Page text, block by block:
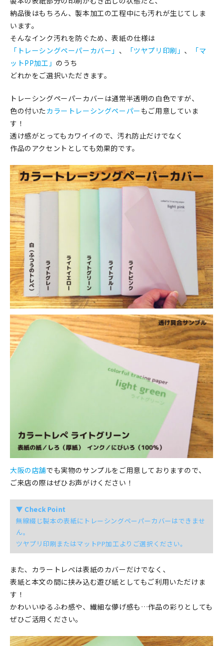
納品後はもちろん、製本加工の工程中にも汚れが生じてしま
います。
そんなインク汚れを防ぐため、表紙の仕様は
「トレーシングペーパーカバー」 、 「ツヤプリ印刷」 、
「マ
ットPP加工」 のうち
どれかをご選択いただきます。
トレーシングペーパーカバーは通常半透明の白色ですが、
色の付いたカラートレーシングペーパーもご用意していま
す！
透け感がとってもカワイイので、汚れ防止だけでなく
作品のアクセントとしても効果的です。
大阪の店舗でも実物のサンプルをご用意しておりますので、
ご来店の際はぜひお声がけください！
▼ Check Point
無線綴じ製本の表紙にトレーシングペーパーカバーはできませ
ん。
ツヤプリ印刷またはマットPP加工よりご選択ください。
また、カラートレぺは表紙のカバーだけでなく、
表紙と本文の間に挟み込む遊び紙としてもご利用いただけま
す！
かわいいゆるふわ感や、繊細な儚げ感も…作品の彩りとしても
ぜひご活用ください。